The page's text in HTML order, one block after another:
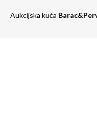
Aukcijska kuća